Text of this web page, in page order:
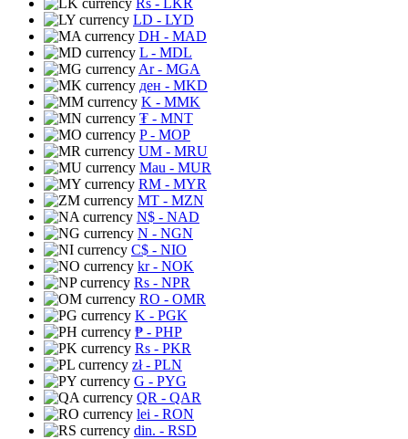
Rs - LKR
LD - LYD
DH - MAD
L - MDL
Ar- MGA
ден - MKD
K - MMK
₮ - MNT
P- MOP
UM - MRU
Mau - MUR
RM - MYR
MT - MZN
N$ - NAD
N - NGN
C$ - NIO
kr- NOK
Rs - NPR
RO - OMR
K - PGK
₱ - PHP
Rs - PKR
zł- PLN
G - PYG
QR - QAR
lei - RON
din. - RSD